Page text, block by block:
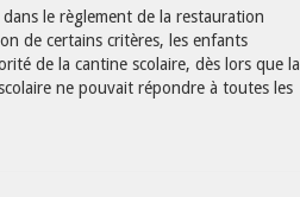
le règlement de la restauration
de certains critères, les enfants
de la cantine scolaire, dès lors que la
ne pouvait répondre à toutes les